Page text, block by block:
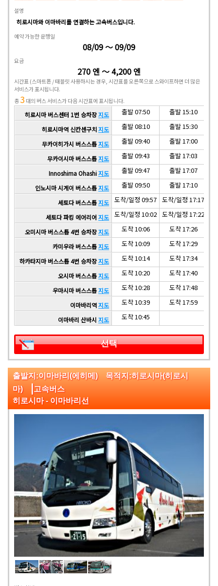
설명
히로시마와 이마바리를 연결하는 고속버스입니다.
예약 가능한 운행일
08/09 ～ 09/09
요금
270 엔 ～ 4,200 엔
시간표 (스마트폰 / 태블릿 사용하시는 경우, 시간표를 오른쪽으로 스와이프하면 더 많은
서비스가 표시됩니다.
총3 대의 버스 서비스가 다음 시간표에 표시됩니다.
히로시마 버스센터 1번 승차장지도 출발 07:50 출발 15:10
히로시마역 신칸센구치지도 출발 08:10 출발 15:30
무카이히가시 버스스톱지도 출발 09:40 출발 17:00
무카이시마 버스스톱지도 출발 09:43 출발 17:03
Innoshima Ohashi지도 출발 09:47 출발 17:07
인노시마 시게이 버스스톱지도 출발 09:50 출발 17:10
세토다 버스스톱지도 도착/일정 09:57 도착/일정 17:17
세토다 파킹 에어리어 지도 도착/일정 10:02 도착/일정 17:22
오미시마 버스스톱 4번 승차장지도 도착 10:06 도착 17:26
카미우라 버스스톱지도 도착 10:09 도착 17:29
하카타지마 버스스톱 4번 승차장지도 도착 10:14 도착 17:34
오시마 버스스톱지도 도착 10:20 도착 17:40
우마시마 버스스톱지도 도착 10:28 도착 17:48
이마바리역지도 도착 10:39 도착 17:59
이마바리 산바시 지도 도착 10:45
선택
출발지:이마바리(에히메) 목적지:히로시마(히로시
마) |고속버스
히로시마 - 이마바리선